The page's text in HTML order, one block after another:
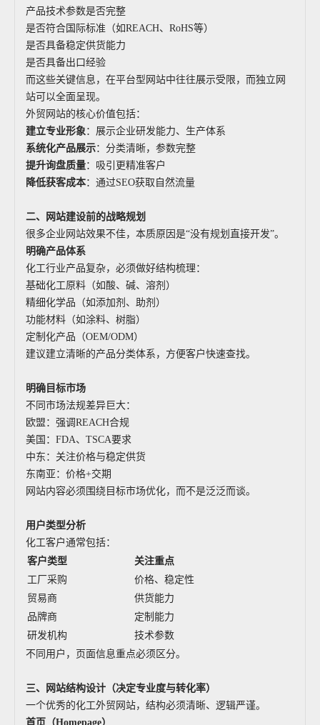
产品技术参数是否完整
是否符合国际标准（如REACH、RoHS等）
是否具备稳定供货能力
是否具备出口经验
而这些关键信息，在平台型网站中往往展示受限，而独立网
站可以全面呈现。
外贸网站的核心价值包括：
建立专业形象：展示企业研发能力、生产体系
系统化产品展示：分类清晰，参数完整
提升询盘质量：吸引更精准客户
降低获客成本：通过SEO获取自然流量
二、网站建设前的战略规划
很多企业网站效果不佳，本质原因是“没有规划直接开发”。
明确产品体系
化工行业产品复杂，必须做好结构梳理：
基础化工原料（如酸、碱、溶剂）
精细化学品（如添加剂、助剂）
功能材料（如涂料、树脂）
定制化产品（OEM/ODM）
建议建立清晰的产品分类体系，方便客户快速查找。
明确目标市场
不同市场法规差异巨大：
欧盟：强调REACH合规
美国：FDA、TSCA要求
中东：关注价格与稳定供货
东南亚：价格+交期
网站内容必须围绕目标市场优化，而不是泛泛而谈。
用户类型分析
化工客户通常包括：
客户类型
关注重点
工厂采购
价格、稳定性
贸易商
供货能力
品牌商
定制能力
研发机构
技术参数
不同用户，页面信息重点必须区分。
三、网站结构设计（决定专业度与转化率）
一个优秀的化工外贸网站，结构必须清晰、逻辑严谨。
首页（Homepage）